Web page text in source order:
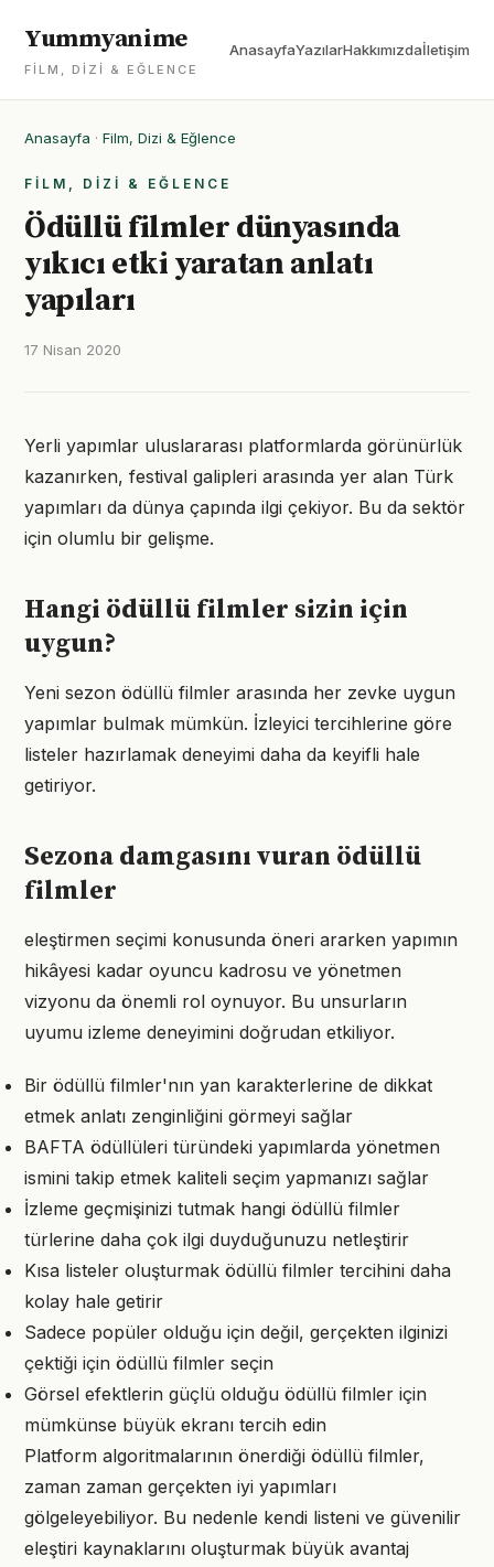
Yummyanime
FILM, DIZI & EĞLENCE
AnasayfaYazılarHakkımızdaİletişim
Anasayfa · Film, Dizi & Eğlence
FILM, DIZI & EĞLENCE
Ödüllü filmler dünyasında
yıkıcı etki yaratan anlatı
yapıları
17 Nisan 2020
Yerli yapımlar uluslararası platformlarda görünürlük
kazanırken, festival galipleri arasında yer alan Türk
yapımları da dünya çapında ilgi çekiyor. Bu da sektör
için olumlu bir gelişme.
Hangi ödüllü filmler sizin için
uygun?
Yeni sezon ödüllü filmler arasında her zevke uygun
yapımlar bulmak mümkün. İzleyici tercihlerine göre
listeler hazırlamak deneyimi daha da keyifli hale
getiriyor.
Sezona damgasını vuran ödüllü
filmler
eleştirmen seçimi konusunda öneri ararken yapımın
hikâyesi kadar oyuncu kadrosu ve yönetmen
vizyonu da önemli rol oynuyor. Bu unsurların
uyumu izleme deneyimini doğrudan etkiliyor.
Bir ödüllü filmler'nın yan karakterlerine de dikkat
etmek anlatı zenginliğini görmeyi sağlar
BAFTA ödüllüleri türündeki yapımlarda yönetmen
ismini takip etmek kaliteli seçim yapmanızı sağlar
İzleme geçmişinizi tutmak hangi ödüllü filmler
türlerine daha çok ilgi duyduğunuzu netleştirir
Kısa listeler oluşturmak ödüllü filmler tercihini daha
kolay hale getirir
Sadece popüler olduğu için değil, gerçekten ilginizi
çektiği için ödüllü filmler seçin
Görsel efektlerin güçlü olduğu ödüllü filmler için
mümkünse büyük ekranı tercih edin
Platform algoritmalarının önerdiği ödüllü filmler,
zaman zaman gerçekten iyi yapımları
gölgeleyebiliyor. Bu nedenle kendi listeni ve güvenilir
eleştiri kaynaklarını oluşturmak büyük avantaj